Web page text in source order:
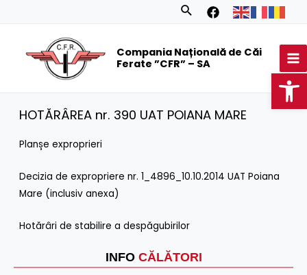
Search
Compania Națională de Căi
Ferate ”CFR” – SA
INFO CĂLĂTORI
HOTĂRÂREA nr. 390 UAT POIANA MARE
Planșe exproprieri
Decizia de expropriere nr. 1_4896_10.10.2014 UAT Poiana
Mare (inclusiv anexa)
Hotărâri de stabilire a despăgubirilor